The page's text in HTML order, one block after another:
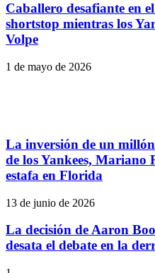
Caballero desafiante en
shortstop mientras los
Volpe
1 de mayo de 2026
La inversión de un
de los Yankees, Mariano
estafa en Florida
13 de junio de 2026
La decisión de Aaron
desata el debate en la